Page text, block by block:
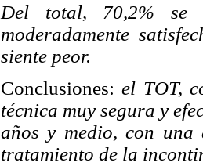
Del total, 70,2% se
moderadamente
siente peor.
Conclusiones: el TOT,
técnica muy segura y
años y medio, con una
tratamiento de la